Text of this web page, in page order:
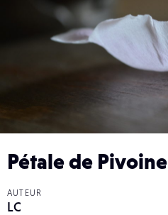
Pétale de Pivoine
AUTEUR
LC